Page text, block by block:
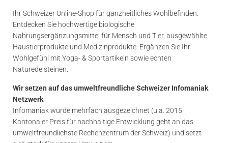
Ihr Schweizer Online-Shop für ganzheitliches Wohlbefinden.
Entdecken Sie hochwertige biologische
Nahrungsergänzungsmittel für Mensch und Tier, ausgewählte
Haustierprodukte und Medizinprodukte. Ergänzen Sie Ihr
Wohlgefühl mit Yoga- & Sportartikeln sowie echten
Naturedelsteinen.
Wir setzen auf das umweltfreundliche Schweizer Infomaniak
Netzwerk
Infomaniak wurde mehrfach ausgezeichnet (u.a. 2015
Kantonaler Preis für nachhaltige Entwicklung geht an das
umweltfreundlichste Rechenzentrum der Schweiz) und setzt